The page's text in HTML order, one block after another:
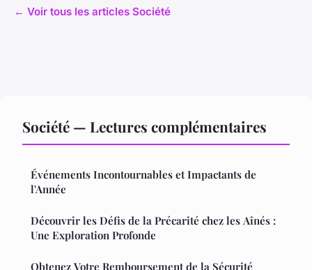
← Voir tous les articles Société
Société — Lectures complémentaires
Événements Incontournables et Impactants de
l'Année
Découvrir les Défis de la Précarité chez les Aînés :
Une Exploration Profonde
Obtenez Votre Remboursement de la Sécurité